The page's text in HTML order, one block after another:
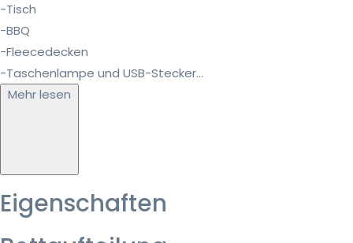
-Tisch
-BBQ
-Fleecedecken
-Taschenlampe und USB-Stecker...
Mehr lesen
Eigenschaften